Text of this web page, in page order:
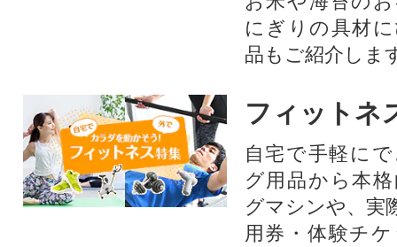
にぎりの具材
品もご紹介しま
フィットネ
自宅で手軽に
グ用品から本
グマシンや、実
用券・体験チ